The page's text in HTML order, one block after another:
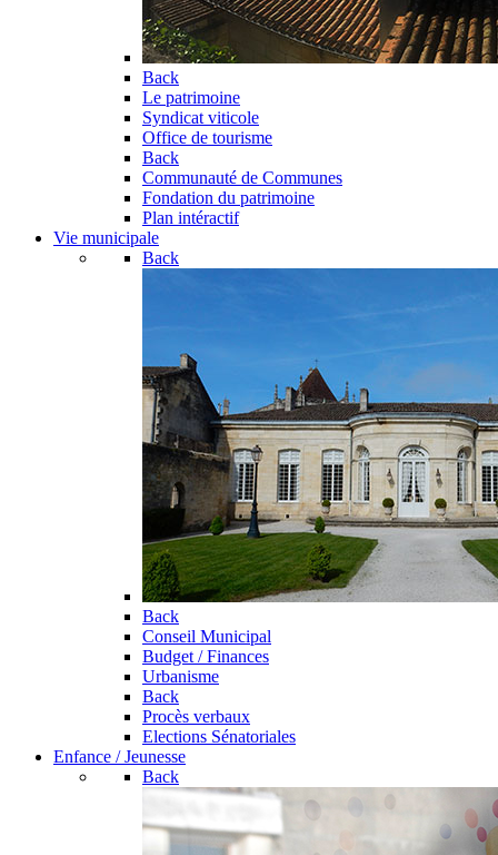
Back
Le patrimoine
Syndicat viticole
Office de tourisme
Back
Communauté de Communes
Fondation du patrimoine
Plan intéractif
Vie municipale
Back
Back
Conseil Municipal
Budget / Finances
Urbanisme
Back
Procès verbaux
Elections Sénatoriales
Enfance / Jeunesse
Back